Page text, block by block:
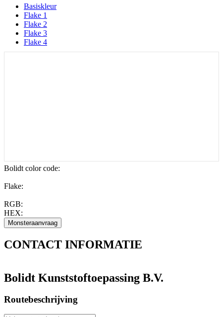
Basiskleur
Flake 1
Flake 2
Flake 3
Flake 4
Bolidt color code:
Flake:
RGB:
HEX:
CONTACT INFORMATIE
Bolidt Kunststoftoepassing B.V.
Routebeschrijving